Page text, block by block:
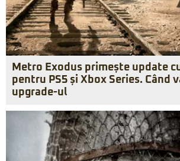
Metro Exodus primește update
pentru PS5 și Xbox Series. Când
upgrade-ul